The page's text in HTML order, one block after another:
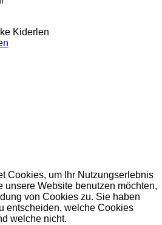
Cookies, um Ihr Nutzungserlebnis
unsere Website benutzen möchten,
von Cookies zu. Sie haben
entscheiden, welche Cookies
welche nicht.